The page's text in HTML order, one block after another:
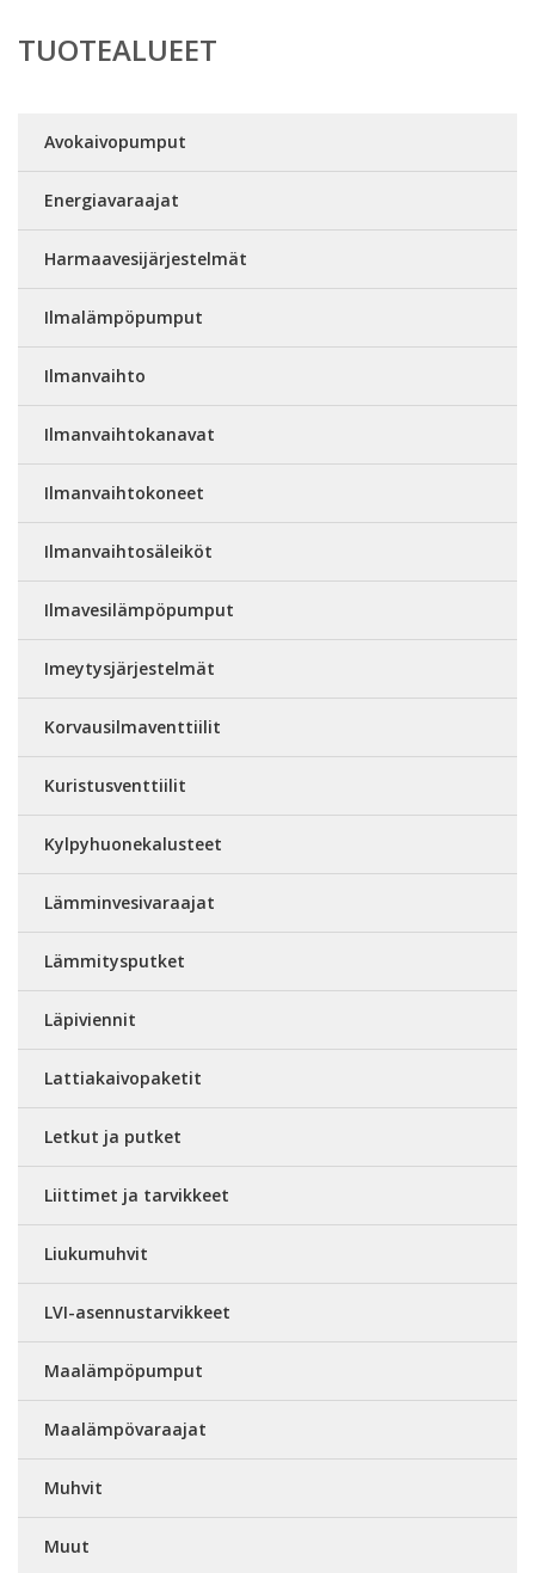
TUOTEALUEET
Avokaivopumput
Energiavaraajat
Harmaavesijärjestelmät
Ilmalämpöpumput
Ilmanvaihto
Ilmanvaihtokanavat
Ilmanvaihtokoneet
Ilmanvaihtosäleiköt
Ilmavesilämpöpumput
Imeytysjärjestelmät
Korvausilmaventtiilit
Kuristusventtiilit
Kylpyhuonekalusteet
Lämminvesivaraajat
Lämmitysputket
Läpiviennit
Lattiakaivopaketit
Letkut ja putket
Liittimet ja tarvikkeet
Liukumuhvit
LVI-asennustarvikkeet
Maalämpöpumput
Maalämpövaraajat
Muhvit
Muut